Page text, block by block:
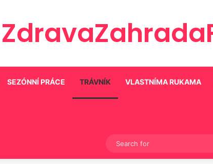
SEZÓNNÍ PRÁCE TRÁVNÍK VLASTNÍMA RUKAMA
Switch skin